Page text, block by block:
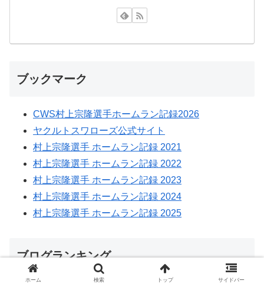
ブックマーク
CWS村上宗隆選手ホームラン記録2026
ヤクルトスワローズ公式サイト
村上宗隆選手 ホームラン記録 2021
村上宗隆選手 ホームラン記録 2022
村上宗隆選手 ホームラン記録 2023
村上宗隆選手 ホームラン記録 2024
村上宗隆選手 ホームラン記録 2025
ブログランキング
ホーム 検索 トップ サイドバー